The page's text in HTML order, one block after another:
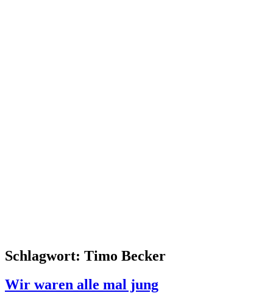
Schlagwort: Timo Becker
Wir waren alle mal jung